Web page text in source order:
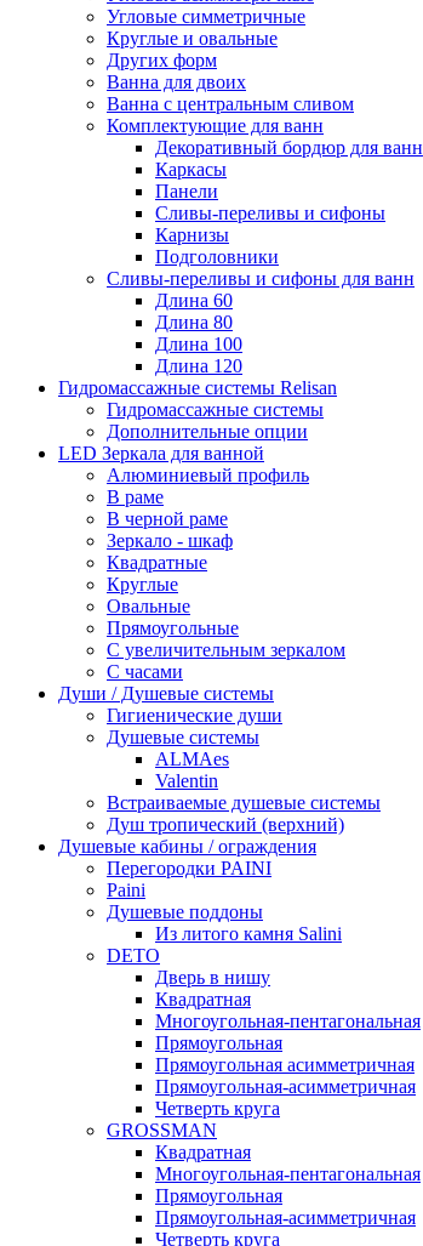
Угловые симметричные
Круглые и овальные
Других форм
Ванна для двоих
Ванна с центральным сливом
Комплектующие для ванн
Декоративный бордюр для ванн
Каркасы
Панели
Сливы-переливы и сифоны
Карнизы
Подголовники
Сливы-переливы и сифоны для ванн
Длина 60
Длина 80
Длина 100
Длина 120
Гидромассажные системы Relisan
Гидромассажные системы
Дополнительные опции
LED Зеркала для ванной
Алюминиевый профиль
В раме
В черной раме
Зеркало - шкаф
Квадратные
Круглые
Овальные
Прямоугольные
С увеличительным зеркалом
С часами
Души / Душевые системы
Гигиенические души
Душевые системы
ALMAes
Valentin
Встраиваемые душевые системы
Душ тропический (верхний)
Душевые кабины / ограждения
Перегородки PAINI
Paini
Душевые поддоны
Из литого камня Salini
DETO
Дверь в нишу
Квадратная
Многоугольная-пентагональная
Прямоугольная
Прямоугольная асимметричная
Прямоугольная-асимметричная
Четверть круга
GROSSMAN
Квадратная
Многоугольная-пентагональная
Прямоугольная
Прямоугольная-асимметричная
Четверть круга